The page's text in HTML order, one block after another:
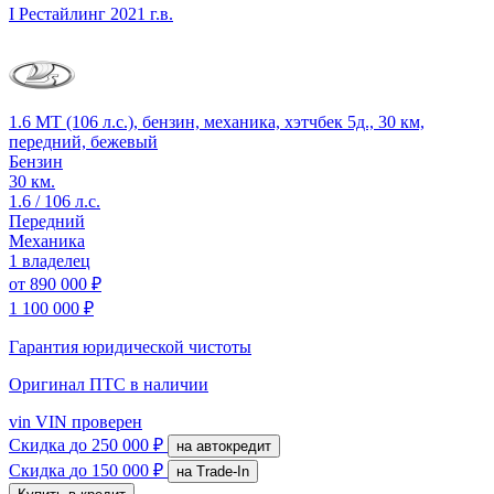
I Рестайлинг 2021 г.в.
1.6 MT (106 л.с.), бензин, механика, хэтчбек 5д., 30 км,
передний, бежевый
Бензин
30 км.
1.6 / 106 л.с.
Передний
Механика
1 владелец
от 890 000 ₽
1 100 000 ₽
Гарантия юридической чистоты
Оригинал ПТС в наличии
vin VIN проверен
Скидка до 250 000 ₽ на автокредит
Скидка до 150 000 ₽
на Trade-In